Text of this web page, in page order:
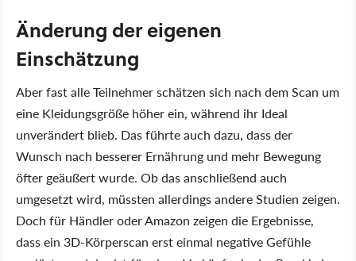
Änderung der eigenen
Einschätzung
Aber fast alle Teilnehmer schätzen sich nach dem Scan um
eine Kleidungsgröße höher ein, während ihr Ideal
unverändert blieb. Das führte auch dazu, dass der
Wunsch nach besserer Ernährung und mehr Bewegung
öfter geäußert wurde. Ob das anschließend auch
umgesetzt wird, müssten allerdings andere Studien zeigen.
Doch für Händler oder Amazon zeigen die Ergebnisse,
dass ein 3D-Körperscan erst einmal negative Gefühle